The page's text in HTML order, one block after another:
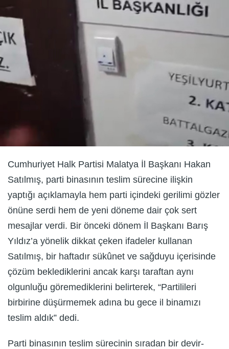
Cumhuriyet Halk Partisi Malatya İl Başkanı Hakan
Satılmış, parti binasının teslim sürecine ilişkin
yaptığı açıklamayla hem parti içindeki gerilimi gözler
önüne serdi hem de yeni döneme dair çok sert
mesajlar verdi. Bir önceki dönem İl Başkanı Barış
Yıldız’a yönelik dikkat çeken ifadeler kullanan
Satılmış, bir haftadır sükûnet ve sağduyu içerisinde
çözüm beklediklerini ancak karşı taraftan aynı
olgunluğu göremediklerini belirterek, “Partilileri
birbirine düşürmemek adına bu gece il binamızı
teslim aldık” dedi.
Parti binasının teslim sürecinin sıradan bir devir-